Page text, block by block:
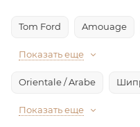
Tom Ford Amouage
Показать еще
Orientale / Arabe
Показать еще